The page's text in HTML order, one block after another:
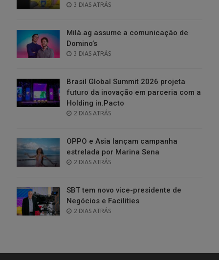
POSTED
3 DIAS ATRÁS
Milà.ag assume a comunicação de
Domino’s
POSTED
3 DIAS ATRÁS
Brasil Global Summit 2026 projeta
futuro da inovação em parceria com a
Holding in.Pacto
POSTED
2 DIAS ATRÁS
OPPO e Asia lançam campanha
estrelada por Marina Sena
POSTED
2 DIAS ATRÁS
SBT tem novo vice-presidente de
Negócios e Facilities
POSTED
2 DIAS ATRÁS